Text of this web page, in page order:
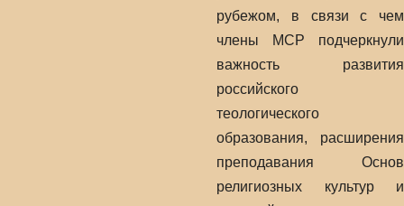
рубежом, в связи с чем
члены МСР подчеркнули
важность развития
российского
теологического
образования, расширения
преподавания Основ
религиозных культур и